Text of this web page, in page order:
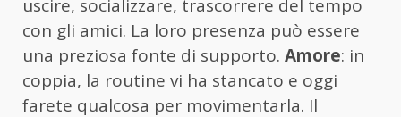
uscire, socializzare, trascorrere del tempo
con gli amici. La loro presenza può essere
una preziosa fonte di supporto. Amore: in
coppia, la routine vi ha stancato e oggi
farete qualcosa per movimentarla. Il